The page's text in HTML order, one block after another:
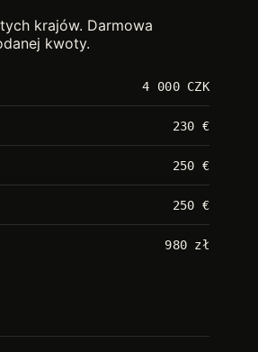
krajów. Darmowa
kwoty.
4 000 CZK
230 €
250 €
250 €
980 zł